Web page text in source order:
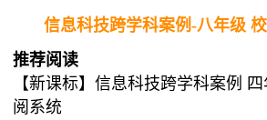
信息科技跨学科案例-八年级
推荐阅读
【新课标】信息科技跨学科案例
阅系统